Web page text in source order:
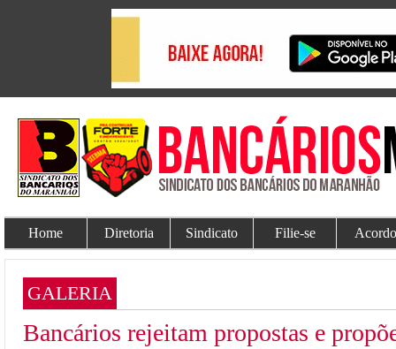
Home Diretoria Sindicato Filie-se
GALERIA
Bancários rejeitam propostas e